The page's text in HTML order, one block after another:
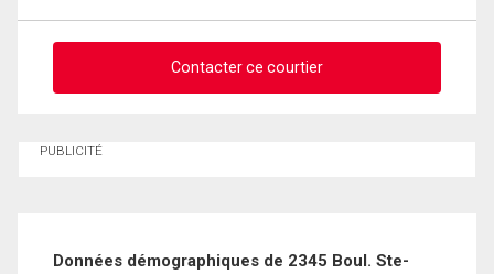
Contacter ce courtier
Demander des infos sur cette inscription
PUBLICITÉ
Données démographiques de 2345 Boul. Ste-